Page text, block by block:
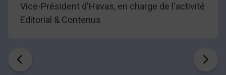
Vice-Président d'Havas, en charge de l'activité
Editorial & Contenus